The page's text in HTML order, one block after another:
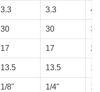
3.3 3.3
30 30 35
17 17 20
13.5 13.5
1/8" 1/4" 1/